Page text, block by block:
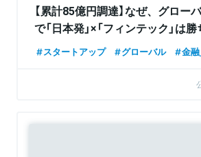
【累計85億円調達】なぜ、グロー
で「日本発」×「フィンテック」は
スタートアップ グローバル 金